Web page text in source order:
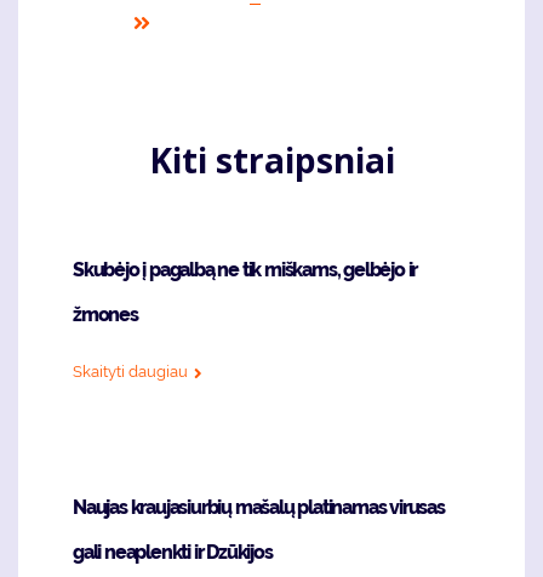
Kiti straipsniai
Skubėjo į pagalbą ne tik miškams, gelbėjo ir
žmones
Skaityti daugiau
Naujas kraujasiurbių mašalų platinamas virusas
gali neaplenkti ir Dzūkijos